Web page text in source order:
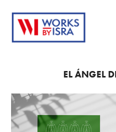
EL ÁNGEL